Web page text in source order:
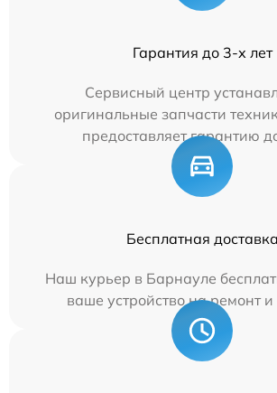
Гарантия до 3-х лет
Сервисный центр
оригинальные запчасти
предоставляет гарантию
Бесплатная доставка
Наш курьер в Барнауле
ваше устройство на ремонт и